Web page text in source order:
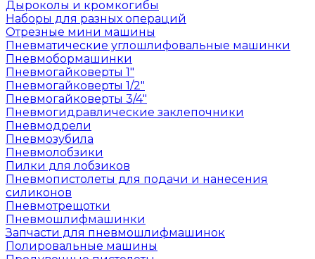
Дыроколы и кромкогибы
Наборы для разных операций
Отрезные мини машины
Пневматические углошлифовальные машинки
Пневмобормашинки
Пневмогайковерты 1"
Пневмогайковерты 1/2"
Пневмогайковерты 3/4"
Пневмогидравлические заклепочники
Пневмодрели
Пневмозубила
Пневмолобзики
Пилки для лобзиков
Пневмопистолеты для подачи и нанесения
силиконов
Пневмотрещотки
Пневмошлифмашинки
Запчасти для пневмошлифмашинок
Полировальные машины